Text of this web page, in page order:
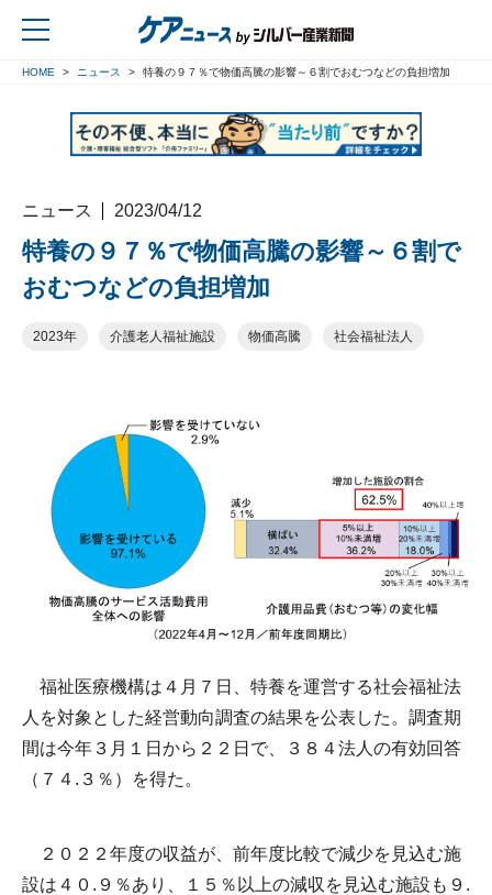
HOME ニュース 特養の９７％で物価高騰の影響～６割でおむつなどの負担増加
ニュース 2023/04/12
特養の９７％で物価高騰の影響～６割で
おむつなどの負担増加
2023年 介護老人福祉施設 物価高騰 社会福祉法人
福祉医療機構は４月７日、特養を運営する社会福祉法
人を対象とした経営動向調査の結果を公表した。調査期
間は今年３月１日から２２日で、３８４法人の有効回答
（７４.３％）を得た。
２０２２年度の収益が、前年度比較で減少を見込む施
設は４０.９％あり、１５％以上の減収を見込む施設も９.